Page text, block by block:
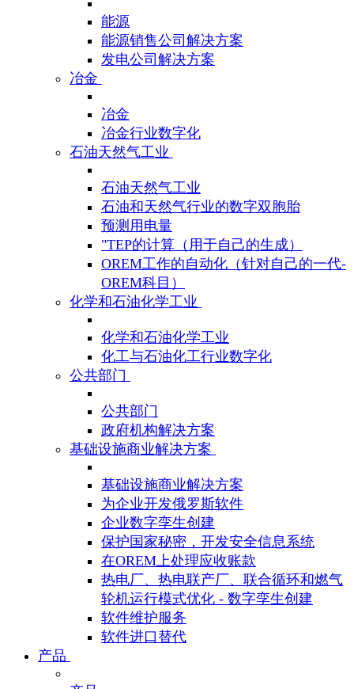
能源
能源销售公司解决方案
发电公司解决方案
冶金
冶金
冶金行业数字化
石油天然气工业
石油天然气工业
石油和天然气行业的数字双胞胎
预测用电量
"TEP的计算（用于自己的生成）
OREM工作的自动化（针对自己的一代-
OREM科目）
化学和石油化学工业
化学和石油化学工业
化工与石油化工行业数字化
公共部门
公共部门
政府机构解决方案
基础设施商业解决方案
基础设施商业解决方案
为企业开发俄罗斯软件
企业数字孪生创建
保护国家秘密，开发安全信息系统
在OREM上处理应收账款
热电厂、热电联产厂、联合循环和燃气
轮机运行模式优化 - 数字孪生创建
软件维护服务
软件进口替代
产品